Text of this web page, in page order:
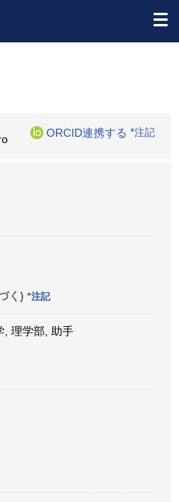
ORCID連携する *注記
く) *注記
, 理学部, 助手